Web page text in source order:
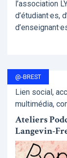
l’association
d’étudiant·es,
@-BREST
Lien social,
multimédia,
Ateliers
Langevin-